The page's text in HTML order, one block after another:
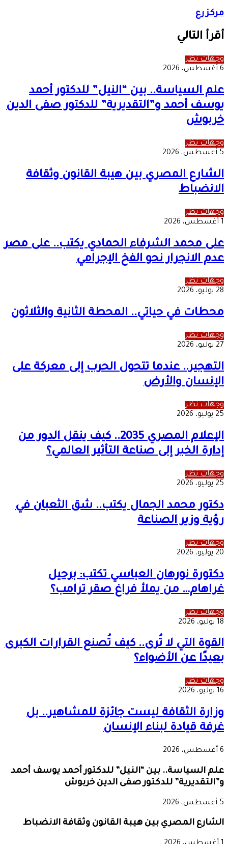
مركز رع
أقرأ التالي
وجهات نظر
6 أغسطس، 2026
علم السياسة.. بين “النيل” للدكتور أحمد
يوسف أحمد و”التقديرية” للدكتور صفى الدين
خربوش
وجهات نظر
5 أغسطس، 2026
الشارع المصري بين هيبة القانون وثقافة
الانضباط
وجهات نظر
1 أغسطس، 2026
على محمد الشرفاء الحمادي يكتب.. على مصر
عدم الانجرار نحو الفخ الإجرامي
وجهات نظر
28 يوليو، 2026
محطات في حياتي.. المحطة الثانية والثلاثون
وجهات نظر
27 يوليو، 2026
التهجير.. عندما تتحول الحرب إلى معركة على
الإنسان والأرض
وجهات نظر
25 يوليو، 2026
الإعلام المصري 2035.. كيف ينقل الدور من
إدارة الخبر إلى صناعة التأثير العالمي؟
وجهات نظر
25 يوليو، 2026
دكتور محمد الجمال يكتب.. شق الثعبان في
رؤية وزير الصناعة
وجهات نظر
20 يوليو، 2026
دكتورة نورهان العباسي تكتب: برحيل
غراهام… من يملأ فراغ صقر ترامب؟
وجهات نظر
18 يوليو، 2026
القوة التي لا تُرى.. كيف تُصنع القرارات الكبرى
بعيدًا عن الأضواء؟
وجهات نظر
16 يوليو، 2026
وزارة الثقافة ليست جائزة للمشاهير.. بل
غرفة قيادة لبناء الإنسان
6 أغسطس، 2026
علم السياسة.. بين “النيل” للدكتور أحمد يوسف أحمد
و”التقديرية” للدكتور صفى الدين خربوش
5 أغسطس، 2026
الشارع المصري بين هيبة القانون وثقافة الانضباط